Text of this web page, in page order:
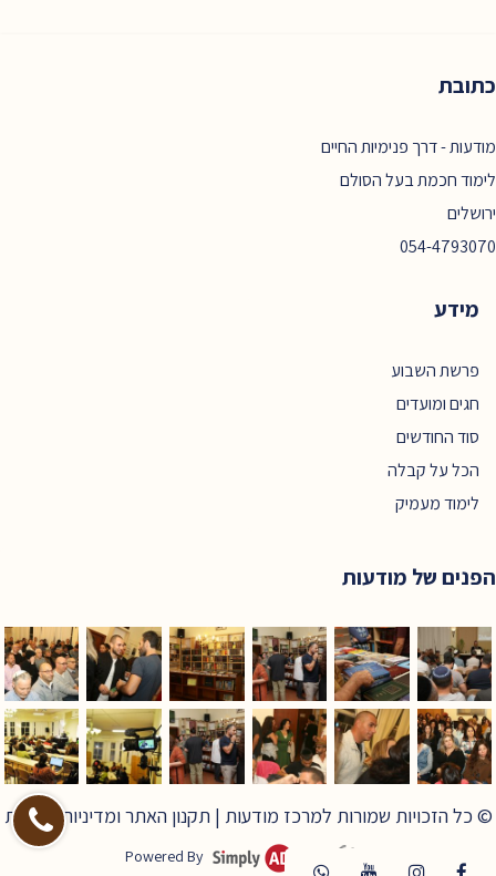
כתובת
מודעות - דרך פנימיות החיים
לימוד חכמת בעל הסולם
ירושלים
054-4793070
מידע
פרשת השבוע
חגים ומועדים
סוד החודשים
הכל על קבלה
לימוד מעמיק
הפנים של מודעות
© כל הזכויות שמורות למרכז מודעות | תקנון האתר ומדיניות פרטיות
Powered By